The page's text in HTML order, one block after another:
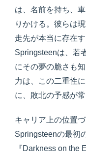
は、名前を持ち、
りかける。彼らは
走先が本当に存在
Springsteenは、若
にその夢の脆さも
力は、この二重性
に、敗北の予感が常
キャリア上の位置
Springsteenの最初
『Darkness on the